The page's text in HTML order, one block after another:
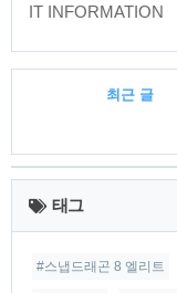
IT INFORMATION
최근 글
최
근
글 태그
#스냅드래곤 8 엘리트